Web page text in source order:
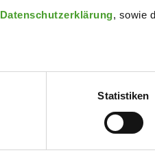
Datenschutzerklärung, sowie
Statistiken